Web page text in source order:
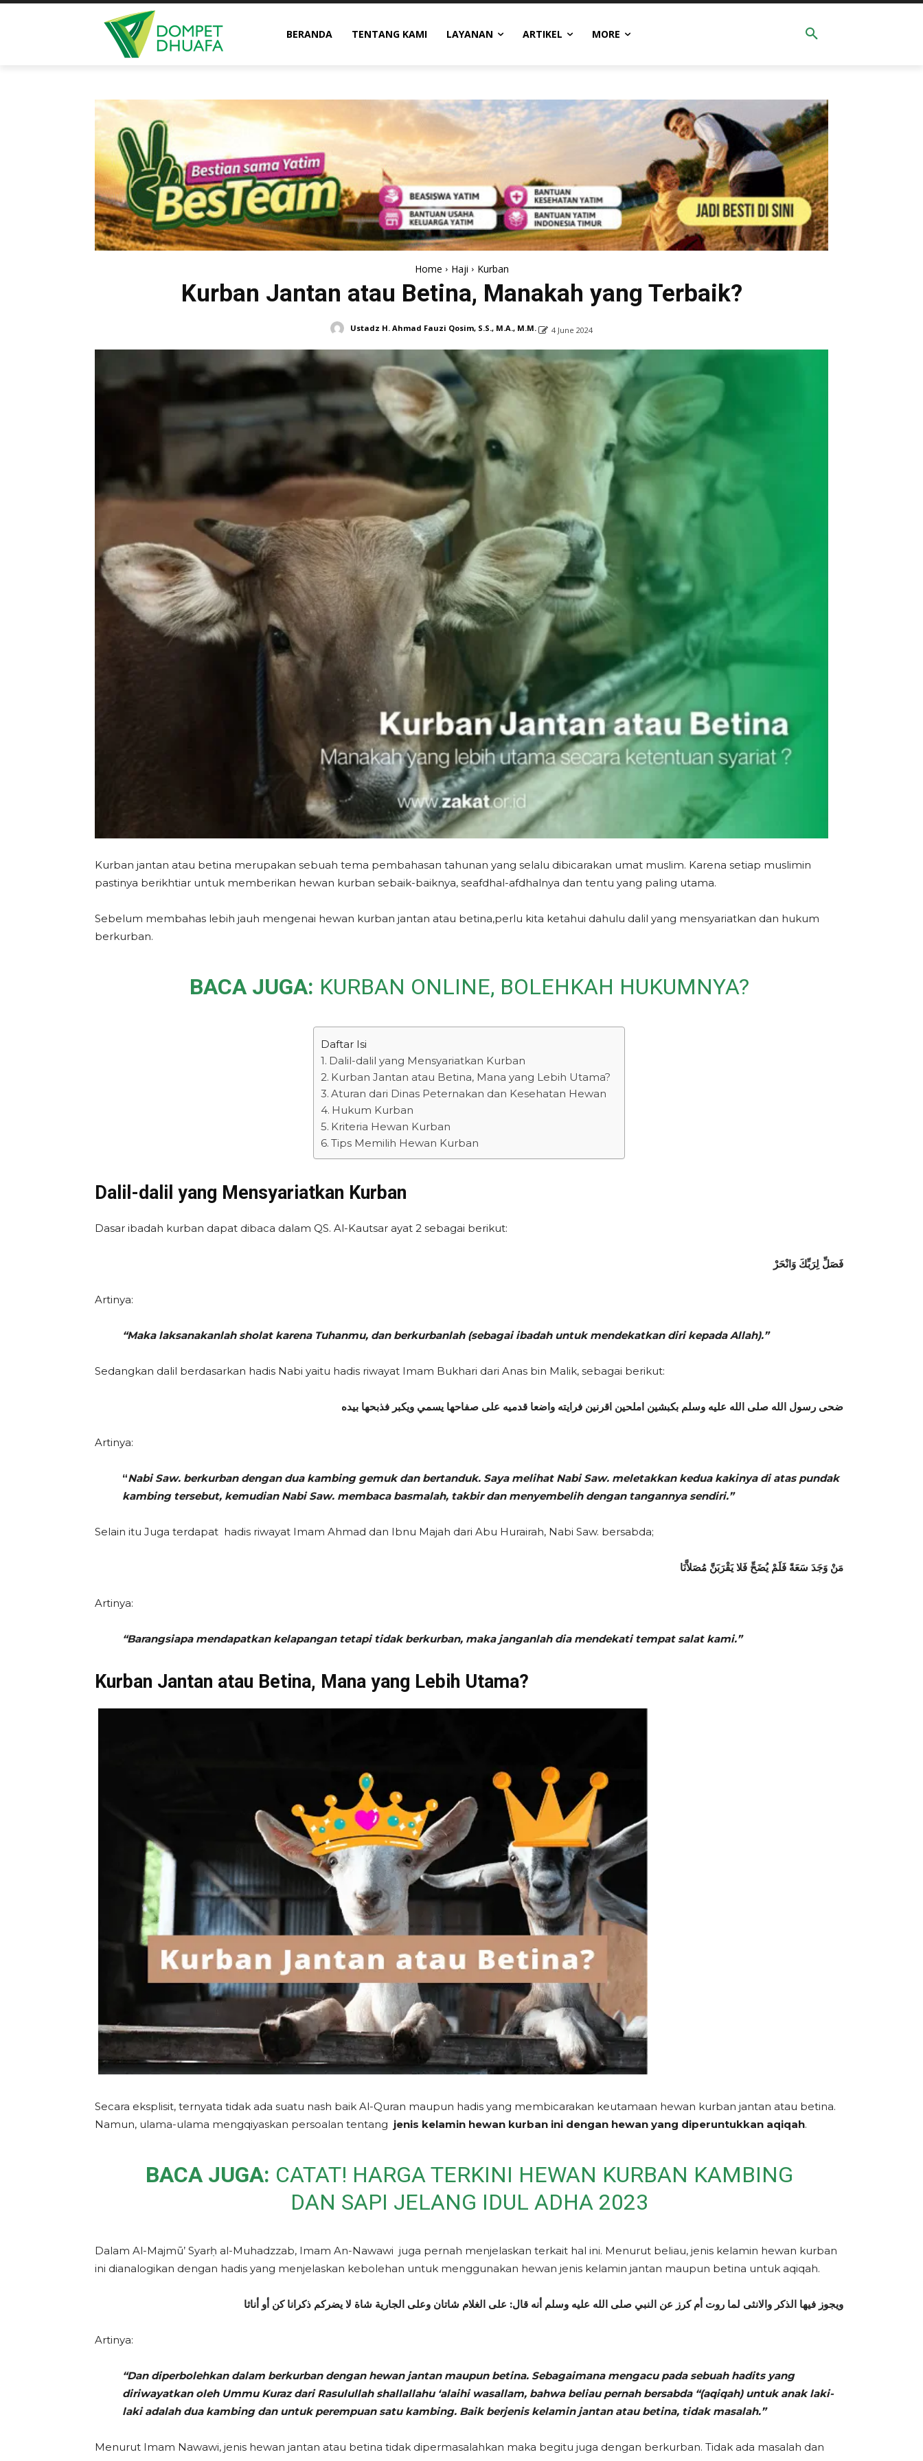
BERANDA TENTANG KAMI LAYANAN ARTIKEL MORE
Home Haji Kurban
Kurban Jantan atau Betina, Manakah yang Terbaik?
Ustadz H. Ahmad Fauzi Qosim, S.S., M.A., M.M. 4 June 2024
Kurban jantan atau betina merupakan sebuah tema pembahasan tahunan yang selalu dibicarakan umat muslim. Karena setiap muslimin
pastinya berikhtiar untuk memberikan hewan kurban sebaik-baiknya, seafdhal-afdhalnya dan tentu yang paling utama.
Sebelum membahas lebih jauh mengenai hewan kurban jantan atau betina,perlu kita ketahui dahulu dalil yang mensyariatkan dan hukum
berkurban.
BACA JUGA: KURBAN ONLINE, BOLEHKAH HUKUMNYA?
Daftar Isi
Dalil-dalil yang Mensyariatkan Kurban
Kurban Jantan atau Betina, Mana yang Lebih Utama?
Aturan dari Dinas Peternakan dan Kesehatan Hewan
Hukum Kurban
Kriteria Hewan Kurban
Tips Memilih Hewan Kurban
Dalil-dalil yang Mensyariatkan Kurban
Dasar ibadah kurban dapat dibaca dalam QS. Al-Kautsar ayat 2 sebagai berikut:
فَصَلِّ لِرَبِّكَ وَانْحَرْ
Artinya:
“Maka laksanakanlah sholat karena Tuhanmu, dan berkurbanlah (sebagai ibadah untuk mendekatkan diri kepada Allah).”
Sedangkan dalil berdasarkan hadis Nabi yaitu hadis riwayat Imam Bukhari dari Anas bin Malik, sebagai berikut:
ضحى رسول الله صلى الله عليه وسلم بكبشين املحين اقرنين فرايته واضعا قدميه على صفاحها يسمي ويكبر فذبحها بيده
Artinya:
“Nabi Saw. berkurban dengan dua kambing gemuk dan bertanduk. Saya melihat Nabi Saw. meletakkan kedua kakinya di atas pundak
kambing tersebut, kemudian Nabi Saw. membaca basmalah, takbir dan menyembelih dengan tangannya sendiri.”
Selain itu Juga terdapat hadis riwayat Imam Ahmad dan Ibnu Majah dari Abu Hurairah, Nabi Saw. bersabda;
مَنْ وَجَدَ سَعَةً فَلَمْ يُضَحِّ فَلا يَقْرَبَنَّ مُصَلاَّنَا
Artinya:
“Barangsiapa mendapatkan kelapangan tetapi tidak berkurban, maka janganlah dia mendekati tempat salat kami.”
Kurban Jantan atau Betina, Mana yang Lebih Utama?
Secara eksplisit, ternyata tidak ada suatu nash baik Al-Quran maupun hadis yang membicarakan keutamaan hewan kurban jantan atau betina.
Namun, ulama-ulama mengqiyaskan persoalan tentang jenis kelamin hewan kurban ini dengan hewan yang diperuntukkan aqiqah.
BACA JUGA: CATAT! HARGA TERKINI HEWAN KURBAN KAMBING
DAN SAPI JELANG IDUL ADHA 2023
Dalam Al-Majmū’ Syarḥ al-Muhadzzab, Imam An-Nawawi juga pernah menjelaskan terkait hal ini. Menurut beliau, jenis kelamin hewan kurban
ini dianalogikan dengan hadis yang menjelaskan kebolehan untuk menggunakan hewan jenis kelamin jantan maupun betina untuk aqiqah.
ويجوز فيها الذكر والانثى لما روت أم كرز عن النبي صلى الله عليه وسلم أنه قال: على الغلام شاتان وعلى الجارية شاة لا يضركم ذكرانا كن أو أناثا
Artinya:
“Dan diperbolehkan dalam berkurban dengan hewan jantan maupun betina. Sebagaimana mengacu pada sebuah hadits yang
diriwayatkan oleh Ummu Kuraz dari Rasulullah shallallahu ‘alaihi wasallam, bahwa beliau pernah bersabda “(aqiqah) untuk anak laki-
laki adalah dua kambing dan untuk perempuan satu kambing. Baik berjenis kelamin jantan atau betina, tidak masalah.”
Menurut Imam Nawawi, jenis hewan jantan atau betina tidak dipermasalahkan maka begitu juga dengan berkurban. Tidak ada masalah dan